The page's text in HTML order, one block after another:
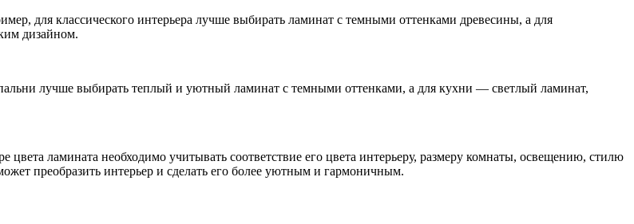
для классического интерьера лучше выбирать ламинат с темными оттенками древесины, а для
дизайном.
лучше выбирать теплый и уютный ламинат с темными оттенками, а для кухни — светлый ламинат,
ламината необходимо учитывать соответствие его цвета интерьеру, размеру комнаты, освещению, стилю
преобразить интерьер и сделать его более уютным и гармоничным.